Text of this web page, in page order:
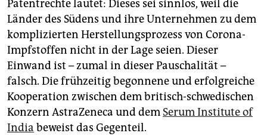
Patentrechte lautet: Dieses sei sinnlos, weil die
Länder des Südens und ihre Unternehmen zu dem
komplizierten Herstellungsprozess von Corona-
Impfstoffen nicht in der Lage seien. Dieser
Einwand ist – zumal in dieser Pauschalität –
falsch. Die frühzeitig begonnene und erfolgreiche
Kooperation zwischen dem britisch-schwedischen
Konzern AstraZeneca und dem Serum Institute of
India beweist das Gegenteil.